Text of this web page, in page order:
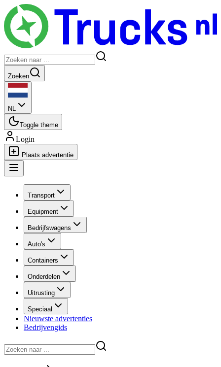
Zoeken
NL
Toggle theme
Login
Plaats advertentie
Transport
Equipment
Bedrijfswagens
Auto's
Containers
Onderdelen
Uitrusting
Speciaal
Nieuwste advertenties
Bedrijvengids